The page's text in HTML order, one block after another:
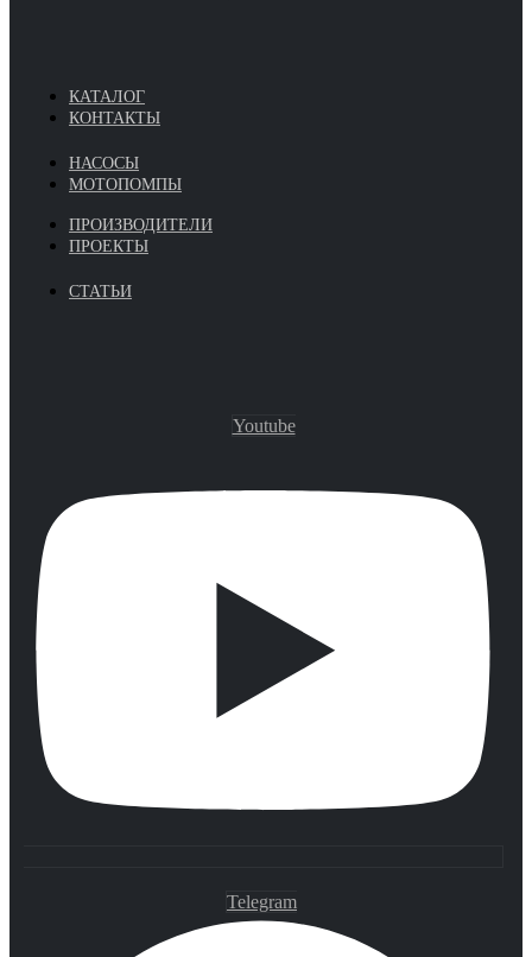
КАТАЛОГ
КОНТАКТЫ
НАСОСЫ
МОТОПОМПЫ
ПРОИЗВОДИТЕЛИ
ПРОЕКТЫ
СТАТЬИ
Youtube
Telegram